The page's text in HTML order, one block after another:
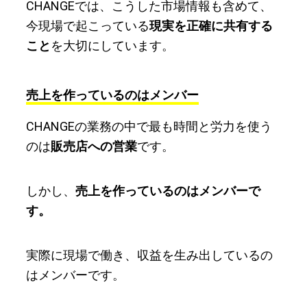
CHANGEでは、こうした市場情報も含めて、
今現場で起こっている現実を正確に共有する
こと を大切にしています。
売上を作っているのはメンバー
CHANGEの業務の中で最も時間と労力を使う
のは販売店への営業です。
しかし、 売上を作っているのはメンバーで
す。
実際に現場で働き、収益を生み出しているの
はメンバーです。